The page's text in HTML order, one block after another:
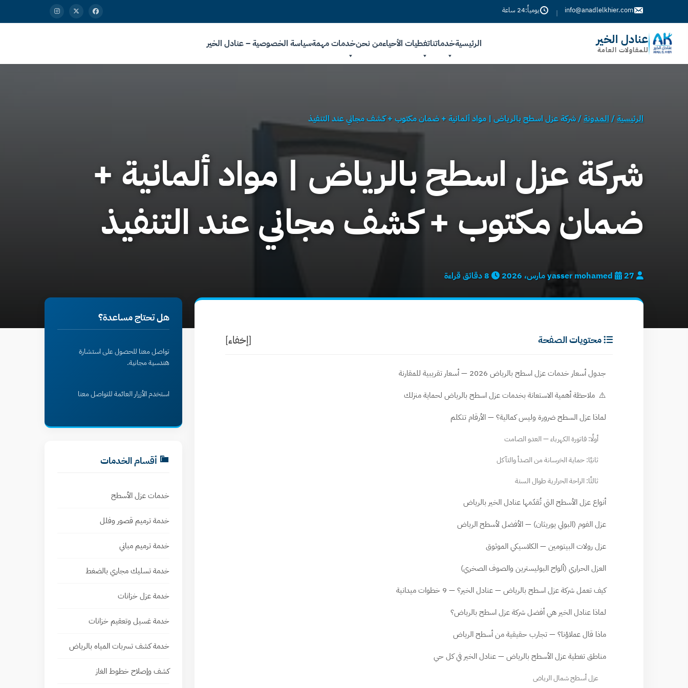
info@anadlelkhier.com
| يومياً:24 ساعة
عنادل الخير
للمقاولات العامة
الرئيسيةخدماتناتغطيات الأحياءمن نحنخدمات مهمةسياسة الخصوصية – عنادل الخير
الرئيسية/المدونة/شركة عزل اسطح بالرياض | مواد ألمانية + ضمان مكتوب + كشف مجاني عند التنفيذ
شركة عزل اسطح بالرياض | مواد ألمانية +
ضمان مكتوب + كشف مجاني عند التنفيذ
27 مارس، 2026
محتويات الصفحة [إخفاء]
جدول أسعار خدمات عزل اسطح بالرياض 2026 — أسعار تقريبية للمقارنة
⚠️ ملاحظة أهمية الاستعانة بخدمات عزل اسطح بالرياض لحماية منزلك
لماذا عزل السطح ضرورة وليس كمالية؟ — الأرقام تتكلم
أولًا: فاتورة الكهرباء — العدو الصامت
ثانيًا: حماية الخرسانة من الصدأ والتآكل
ثالثًا: الراحة الحرارية طوال السنة
أنواع عزل الأسطح التي تُقدّمها عنادل الخير بالرياض
عزل الفوم (البولي يوريثان) — الأفضل لأسطح الرياض
عزل رولات البيتومين — الكلاسيكي الموثوق
العزل الحراري (ألواح البوليسترين والصوف الصخري)
كيف تعمل شركة عزل اسطح بالرياض — عنادل الخير؟ — 9 خطوات ميدانية
لماذا عنادل الخير هي أفضل شركة عزل اسطح بالرياض؟
ماذا قال عملاؤنا؟ — تجارب حقيقية من أسطح الرياض
مناطق تغطية عزل الأسطح بالرياض — عنادل الخير في كل حي
عزل أسطح شمال الرياض
هل تحتاج مساعدة؟
تواصل معنا للحصول على استشارة
هندسية مجانية.
استخدم الأزرار العائمة للتواصل معنا
أقسام الخدمات
خدمات عزل الأسطح
خدمة ترميم قصور وفلل
خدمة ترميم مباني
خدمة تسليك مجاري بالضغط
خدمة عزل خزانات
خدمة غسيل وتعقيم خزانات
خدمة كشف تسربات المياه بالرياض
كشف وإصلاح خطوط الغاز